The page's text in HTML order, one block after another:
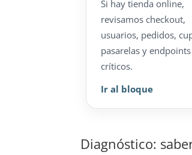
Si hay tienda online,
revisamos checkout,
usuarios, pedidos,
pasarelas y endpoints
críticos.
Ir al bloque
Diagnóstico: